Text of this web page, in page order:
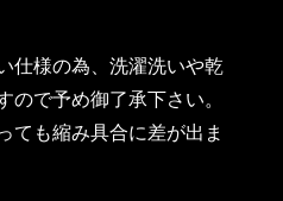
仕様の為、洗濯洗いや乾
ので予め御了承下さい。
ても縮み具合に差が出ま